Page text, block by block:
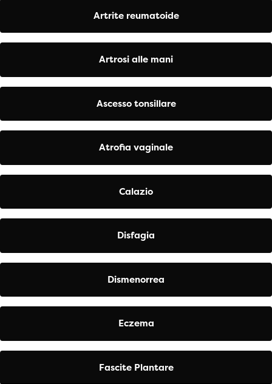
Artrite reumatoide
Artrosi alle mani
Ascesso tonsillare
Atrofia vaginale
Calazio
Disfagia
Dismenorrea
Eczema
Fascite Plantare